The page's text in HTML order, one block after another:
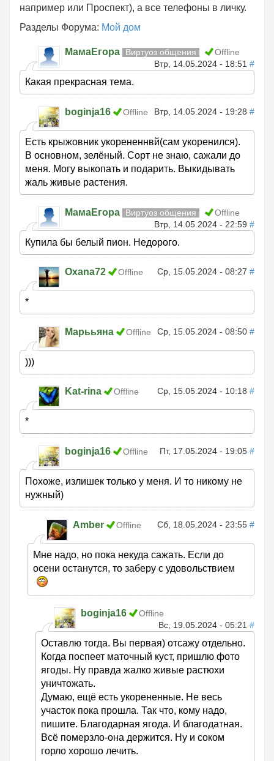
например или Проспект), а все телефоны в личку.
Разделы Форума: Мой дом
МамаЕгора Виртуоз общения
Offline
Втр, 14.05.2024 - 18:51 #
Какая прекрасная тема.
boginja16 Offline Втр, 14.05.2024 - 19:28 #
Есть крыжовник укорененнвй(сам укоренился).
В основном, зелёный. Сорт не знаю, сажали до
меня. Могу выкопать и подарить. Выкидывать
жаль живые растения.
МамаЕгора Виртуоз общения
Offline
Втр, 14.05.2024 - 22:59 #
Купила бы белый пион. Недорого.
Oxana72 Offline Ср, 15.05.2024 - 08:27 #
*
Марььяна Offline Ср, 15.05.2024 - 08:50 #
)))
Kat-rina Offline Ср, 15.05.2024 - 10:18 #
*
boginja16 Offline Пт, 17.05.2024 - 19:05 #
Похоже, излишек только у меня. И то никому не
нужный)
Amber Offline Сб, 18.05.2024 - 23:55 #
Мне надо, но пока некуда сажать. Если до
осени останутся, то заберу с удовольствием
boginja16
Offline
Вс, 19.05.2024 - 05:21 #
Оставлю тогда. Вы первая) отсажу отдельно.
Когда поспеет маточный куст, пришлю фото
ягоды. Ну правда жалко живые растюхи
уничтожать.
Думаю, ещё есть укорененные. Не весь
участок пока прошла. Так что, кому надо,
пишите. Благодарная ягода. И благодатная.
Всё померзло-она держится. Ну и соком
горло хорошо лечить.